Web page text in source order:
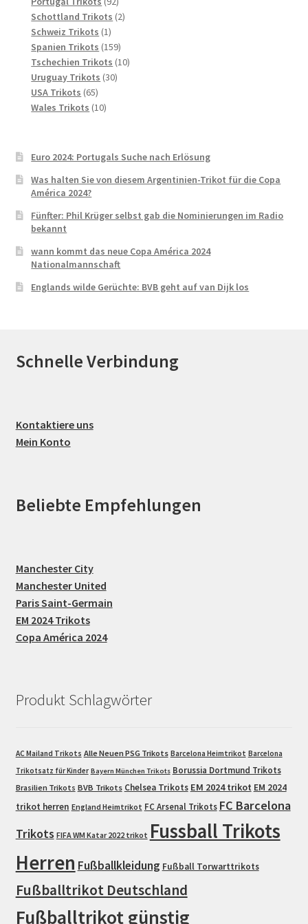
Produkte
Schottland Trikots 22
Schweiz Trikots 11
Produkt
Spanien Trikots 159159
Produkte
Tschechien Trikots 1010
Uruguay Trikots 3030
USA Trikots 6565
Produkte
Wales Trikots 1010
Euro 2024: Portugals Suche nach Erlösung
Was halten Sie von diesem Argentinien-Trikot für die Copa
América 2024?
Fünfter: Phil Krüger selbst gab die Nominierungen im Radio
bekannt
wann kommt das neue Copa América 2024
Nationalmannschaft
Englands wilde Gerüchte: BVB geht auf van Dijk los
Schnelle Verbindung
Kontaktiere uns
Mein Konto
Beliebte Empfehlungen
Manchester City
Manchester United
Paris Saint-Germain
EM 2024 Trikots
Copa América 2024
Produkt Schlagwörter
AC Mailand Trikots Alle Neuen PSG Trikots Barcelona Heimtrikot Barcelona
Trikotsatz für Kinder Bayern München Trikots Borussia Dortmund Trikots
Brasilien Trikots BVB Trikots Chelsea Trikots EM 2024 trikot EM 2024
trikot herren England Heimtrikot FC Arsenal Trikots FC Barcelona
Trikots FIFA WM Katar 2022 trikot Fussball Trikots
Herren Fußballkleidung Fußball Torwarttrikots
Fußballtrikot Deutschland
Fußballtrikot günstig